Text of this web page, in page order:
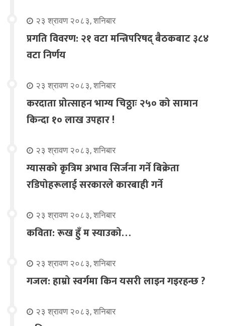
२३ श्रावण २०८३, शनिबार
प्रगति विवरण: २१ वटा मन्त्रिपरिषद् बैठकबाट ३८४
वटा निर्णय
२३ श्रावण २०८३, शनिबार
करदाता प्रोत्साहन भाग्य चिठ्ठाः २५० को सामान
किन्दा १० लाख उपहार !
२३ श्रावण २०८३, शनिबार
ग्यासको कृत्रिम अभाव सिर्जना गर्ने बिक्रेता
रडिपोहरूलाई सरकारले कारबाही गर्ने
२३ श्रावण २०८३, शनिबार
कविता: रूख हुँ म स्याउको…
२३ श्रावण २०८३, शनिबार
गजल: हाम्रो स्वर्गमा किन यसरी लाइन गइरहन्छ ?
२३ श्रावण २०८३, शनिबार